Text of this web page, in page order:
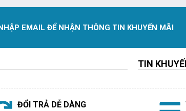
EMAIL ĐỂ NHẬN THÔNG TIN KHUYẾN MÃI
TIN
ĐỔI TRẢ DỄ DÀNG